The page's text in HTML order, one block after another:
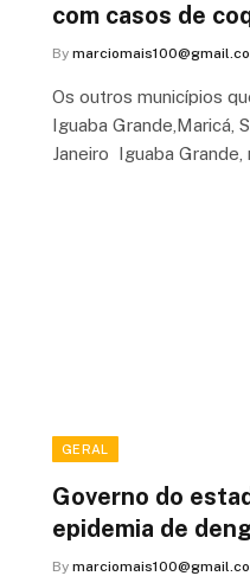
com casos de
By
Os outros municípios
Iguaba Grande,Maricá,
Janeiro Iguaba Grande,
GERAL
Governo do
epidemia de
By